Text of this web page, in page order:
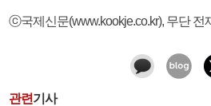
ⓒ국제신문(www.kookje.co.kr), 무단 전
관련기사